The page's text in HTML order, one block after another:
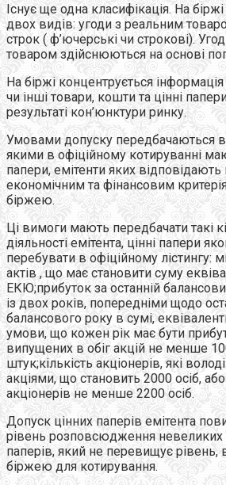
Існує ще одна класифікація. На
двох видів: угоди з реальним
строк ( ф’ючерські чи строкові).
товаром здійснюються на основі
На біржі концентрується інформація
чи інші товари, кошти та цінні
результаті кон’юнктури ринку.
Умовами допуску передбачаються
якими в офіційному котируванні
папери, емітенти яких
економічним та фінансовим
біржею.
Ці вимоги мають передбачати такі
діяльності емітента, цінні папери
перебувати в офіційному лістингу:
актів , що має становити суму
ЕКЮ;прибуток за останній
із двох років, попередніми щодо
балансового року в сумі,
умови, що кожен рік має бути
випущених в обіг акцій не менше
штук;кількість акціонерів, які
акціями, що становить 2000 осіб, або
акціонерів не менше 2200 осіб.
Допуск цінних паперів емітента
рівень розповсюдження невеликих
паперів, який не перевищує рівень,
біржею для котирування.